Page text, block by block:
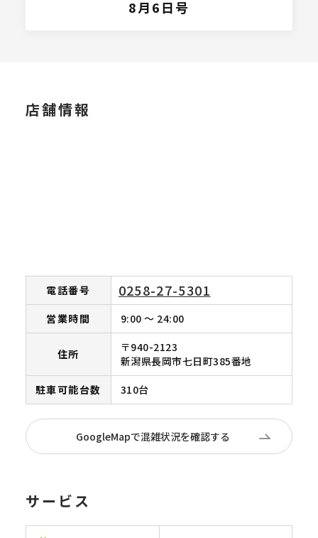
8月6日号
店舗情報
電話番号 0258-27-5301
営業時間 9:00 ～ 24:00
住所
〒940-2123
新潟県長岡市七日町385番地
駐車可能台数
310台
GoogleMapで混雑状況を確認する
サービス